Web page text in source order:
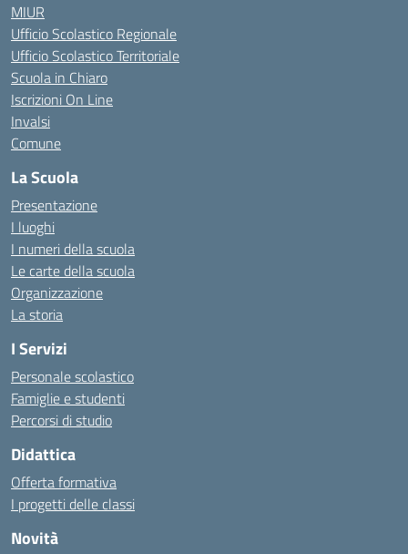
MIUR
Ufficio Scolastico Regionale
Ufficio Scolastico Territoriale
Scuola in Chiaro
Iscrizioni On Line
Invalsi
Comune
La Scuola
Presentazione
I luoghi
I numeri della scuola
Le carte della scuola
Organizzazione
La storia
I Servizi
Personale scolastico
Famiglie e studenti
Percorsi di studio
Didattica
Offerta formativa
I progetti delle classi
Novità